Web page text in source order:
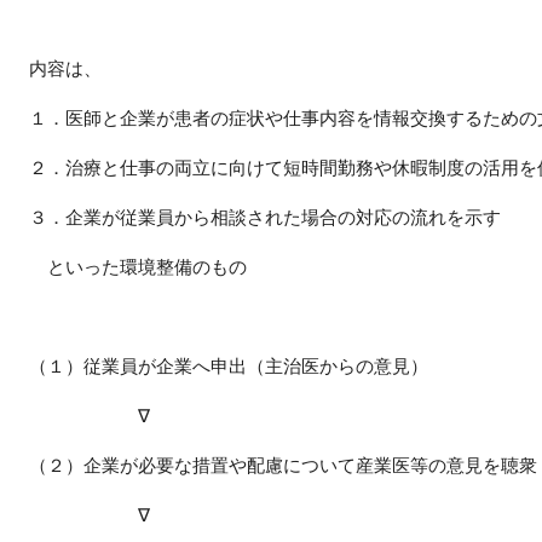
内容は、
１．医師と企業が患者の症状や仕事内容を情報交換するため
２．治療と仕事の両立に向けて短時間勤務や休暇制度の活用を
３．企業が従業員から相談された場合の対応の流れを示す
といった環境整備のもの
（１）従業員が企業へ申出（主治医からの意見）
∇
（２）企業が必要な措置や配慮について産業医等の意見を聴衆
∇